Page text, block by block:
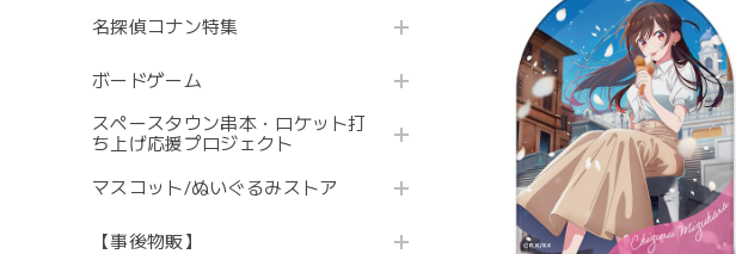
名探偵コナン特集
ボードゲーム
スペースタウン串本・ロケット打
ち上げ応援プロジェクト
マスコット/ぬいぐるみストア
【事後物販】